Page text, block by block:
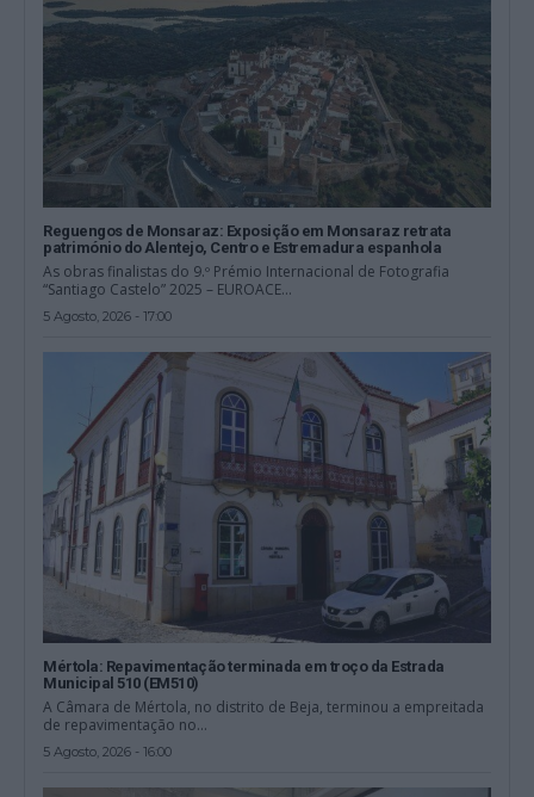
Reguengos de Monsaraz: Exposição em Monsaraz retrata
património do Alentejo, Centro e Estremadura espanhola
As obras finalistas do 9.º Prémio Internacional de Fotografia
“Santiago Castelo” 2025 – EUROACE...
5 Agosto, 2026 - 17:00
Mértola: Repavimentação terminada em troço da Estrada
Municipal 510 (EM510)
A Câmara de Mértola, no distrito de Beja, terminou a empreitada
de repavimentação no...
5 Agosto, 2026 - 16:00